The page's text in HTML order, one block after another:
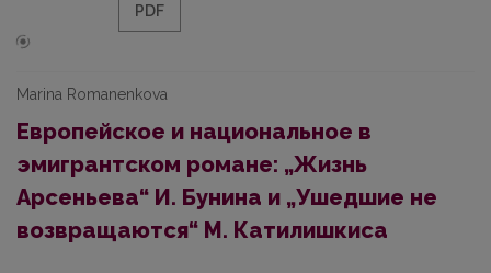
PDF
Marina Romanenkova
Европейское и национальное в
эмигрантском романе: „Жизнь
Арсеньева“ И. Бунина и „Ушедшие не
возвращаются“ М. Катилишкиса